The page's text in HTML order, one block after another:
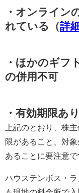
・オンライン
れている（詳
・ほかのギフ
の併用不可
・有効期限あ
上記のとおり、株
限があること、対
あることに要注意で
ハウステンボス・